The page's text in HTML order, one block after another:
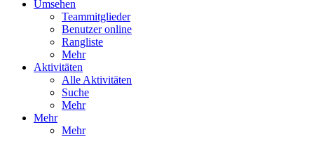
Umsehen
Teammitglieder
Benutzer online
Rangliste
Mehr
Aktivitäten
Alle Aktivitäten
Suche
Mehr
Mehr
Mehr